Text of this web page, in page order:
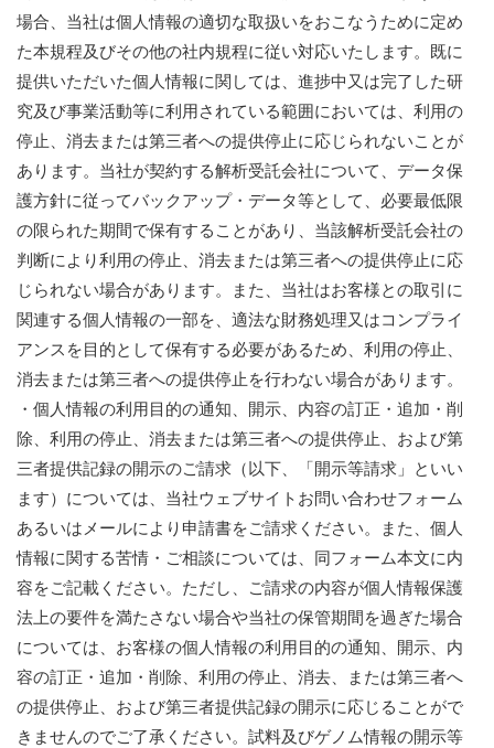
場合、当社は個人情報の適切な取扱いをおこなうために定め
た本規程及びその他の社内規程に従い対応いたします。既に
提供いただいた個人情報に関しては、進捗中又は完了した研
究及び事業活動等に利用されている範囲においては、利用の
停止、消去または第三者への提供停止に応じられないことが
あります。当社が契約する解析受託会社について、データ保
護方針に従ってバックアップ・データ等として、必要最低限
の限られた期間で保有することがあり、当該解析受託会社の
判断により利用の停止、消去または第三者への提供停止に応
じられない場合があります。また、当社はお客様との取引に
関連する個人情報の一部を、適法な財務処理又はコンプライ
アンスを目的として保有する必要があるため、利用の停止、
消去または第三者への提供停止を行わない場合があります。
・個人情報の利用目的の通知、開示、内容の訂正・追加・削
除、利用の停止、消去または第三者への提供停止、および第
三者提供記録の開示のご請求（以下、「開示等請求」といい
ます）については、当社ウェブサイトお問い合わせフォーム
あるいはメールにより申請書をご請求ください。また、個人
情報に関する苦情・ご相談については、同フォーム本文に内
容をご記載ください。ただし、ご請求の内容が個人情報保護
法上の要件を満たさない場合や当社の保管期間を過ぎた場合
については、お客様の個人情報の利用目的の通知、開示、内
容の訂正・追加・削除、利用の停止、消去、または第三者へ
の提供停止、および第三者提供記録の開示に応じることがで
きませんのでご了承ください。試料及びゲノム情報の開示等